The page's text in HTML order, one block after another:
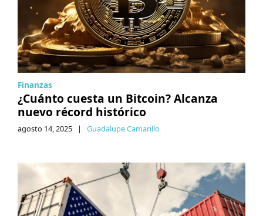
Finanzas
¿Cuánto cuesta un Bitcoin? Alcanza
nuevo récord histórico
agosto 14, 2025 | Guadalupe Camarillo